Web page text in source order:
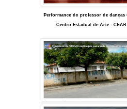
Performance do professor de danças
Centro Estadual de Arte -